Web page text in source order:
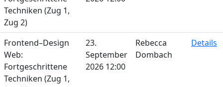
Techniken (Zug 1,
Zug 2)
Frontend–Design
Web:
Fortgeschrittene
Techniken (Zug 1,
23.
September
2026 12:00
Rebecca
Dombach
Details